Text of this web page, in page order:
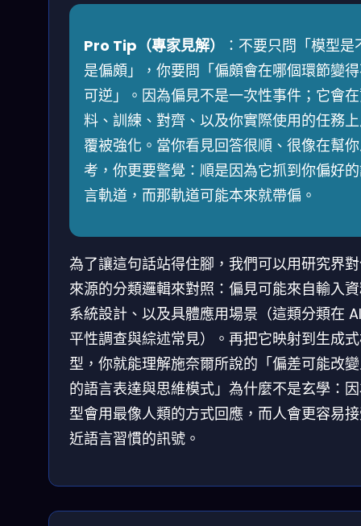
Pro Tip（專家見解）
：不要只問「模型是
是偏頗」，你要問「偏頗會在哪個環節變
可逆」。因為偏見不是一次性事件；它會
料、訓練、對齊、以及你實際使用的任務
覆被強化。當你看見回答很順、很像在幫
考，你更要警覺：順是因為它抓到你偏好
言軌道，而那軌道可能本來就帶偏。
為了讓這句話站得住腳，我們可以用研究界
來源的分類邏輯來對照：偏見可能來自輸入
系統設計、以及具體應用場景（這類分類在
平性調查與綜述常見）。再把它映射到生成
型，你就能理解施奈爾所說的「偏差可能改
的語言表達與思維模式」為什麼不是玄學：
型會用最像人類的方式回應，而人會更容易
近語言習慣的訊號。